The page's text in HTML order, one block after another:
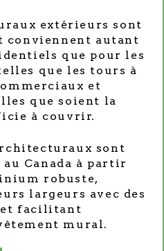
extérieurs sont
conviennent autant
que pour les
que les tours à
et
que soient la
à couvrir.
sont
Canada à partir
robuste,
largeurs avec des
et facilitant
mural.